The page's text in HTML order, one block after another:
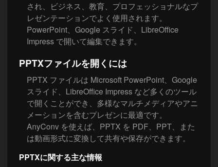
され、ビジネス、教育、プロフェッショナルなプ
レゼンテーションでよく使用されます。
PowerPoint、Google スライド、LibreOffice
Impress で開いて編集できます。
PPTXファイルを開くには
PPTX ファイルは Microsoft PowerPoint、Google
スライド、LibreOffice Impress など多くのツール
で開くことができ、多様なマルチメディアやアニ
メーションを含むプレゼンに最適です。
AnyConv を使えば、PPTX を PDF、PPT、また
は動画形式に変換して共有や保存ができます。
PPTXに関する主な情報